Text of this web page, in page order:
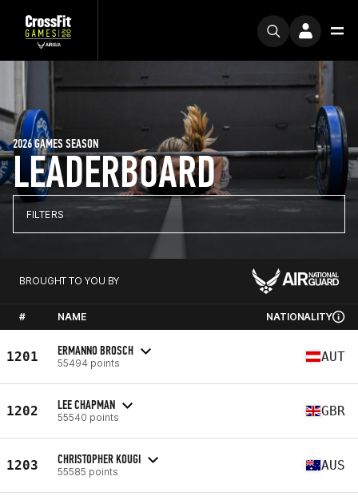
LEADERBOARD
2026 GAMES SEASON
FILTERS
BROUGHT TO YOU BY
# NAME NATIONALITY
1201 ERMANNO BROSCH
55494 points AUT
1202 LEE CHAPMAN
55540 points GBR
1203 CHRISTOPHER KOUGI
55585 points AUS